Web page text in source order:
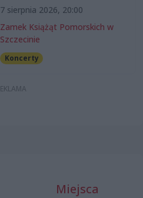
7 sierpnia 2026, 20:00
Zamek Książąt Pomorskich w
Szczecinie
Koncerty
Miejsca